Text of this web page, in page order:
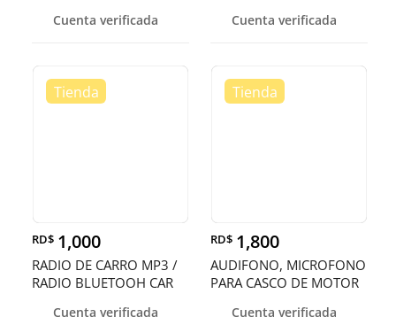
L4160 ,L14150,L6490
Cuenta verificada Cuenta verificada
RD$ 1,000
RADIO DE CARRO MP3 /
RADIO BLUETOOH CAR
Cuenta verificada
RD$ 1,800
AUDIFONO, MICROFONO
PARA CASCO DE MOTOR
Cuenta verificada